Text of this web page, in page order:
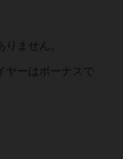
ません。
ヤーはボーナスで